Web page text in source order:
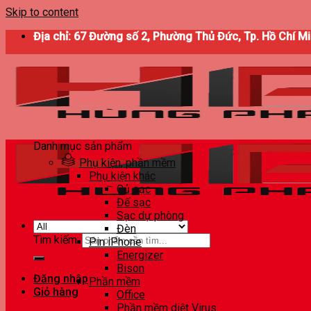
Skip to content
Địa chỉ: 67 Đường số 2, Phường Thủ Đức, Tp. Hồ Chí
Tìm kiếm:
Đăng nhập
Giỏ hàng
Danh mục sản phẩm
Phụ kiện, phần mềm
Phụ kiện khác
Củ sạc
Đế sạc
Sạc dự phòng
Đèn
Pin iPhone
Energizer
Bison
Phần mềm
Office
Phần mềm diệt Virus